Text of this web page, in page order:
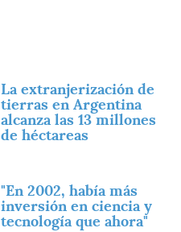
La extranjerización de
tierras en Argentina
alcanza las 13 millones
de héctareas
"En 2002, había más
inversión en ciencia y
tecnología que ahora"